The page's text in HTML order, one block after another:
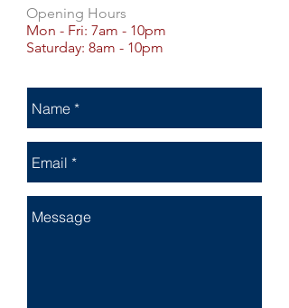
Opening Hours
Mon - Fri: 7am - 10pm
​​Saturday: 8am - 10pm